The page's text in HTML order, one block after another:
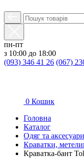
пн-пт
з 10:00 до 18:00
(093) 346 41 26 (067)
0 Кошик
Головна
Каталог
Oдяг та аксесуари
Краватки,
Краватка-бант